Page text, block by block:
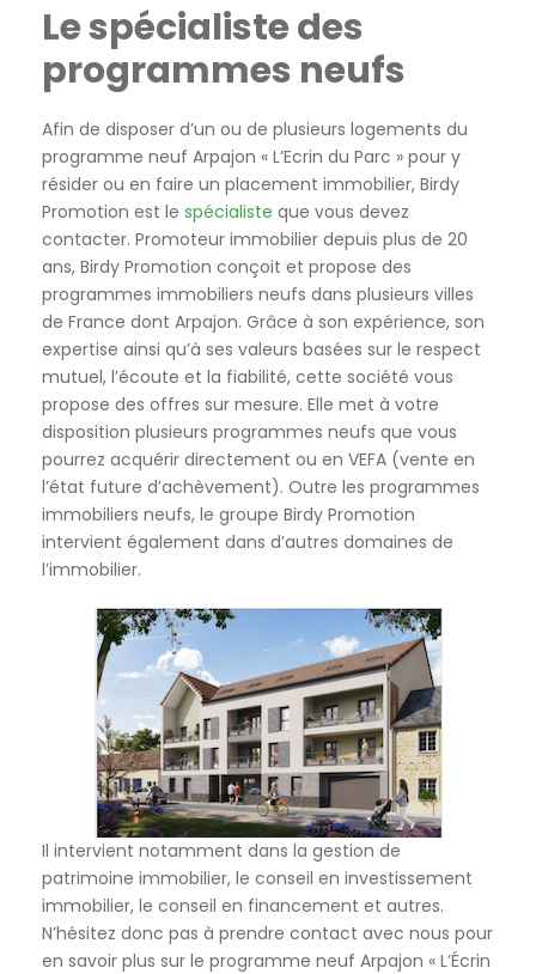
Le spécialiste des
programmes neufs
Afin de disposer d’un ou de plusieurs logements du
programme neuf Arpajon « L’Ecrin du Parc » pour y
résider ou en faire un placement immobilier, Birdy
Promotion est le spécialiste que vous devez
contacter. Promoteur immobilier depuis plus de 20
ans, Birdy Promotion conçoit et propose des
programmes immobiliers neufs dans plusieurs villes
de France dont Arpajon. Grâce à son expérience, son
expertise ainsi qu’à ses valeurs basées sur le respect
mutuel, l’écoute et la fiabilité, cette société vous
propose des offres sur mesure. Elle met à votre
disposition plusieurs programmes neufs que vous
pourrez acquérir directement ou en VEFA (vente en
l’état future d’achèvement). Outre les programmes
immobiliers neufs, le groupe Birdy Promotion
intervient également dans d’autres domaines de
l’immobilier.
Il intervient notamment dans la gestion de
patrimoine immobilier, le conseil en investissement
immobilier, le conseil en financement et autres.
N’hésitez donc pas à prendre contact avec nous pour
en savoir plus sur le programme neuf Arpajon « L’Écrin